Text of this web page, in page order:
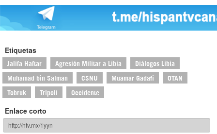
Etiquetas
Jalifa Haftar Agresión Militar a Libia Diálogos Libia
Muhamad bin Salman CSNU Muamar Gadafi OTAN
Tobruk Trípoli Occidente
Enlace corto